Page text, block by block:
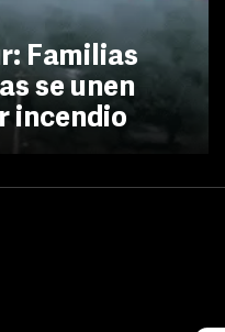
Familias
se unen
incendio